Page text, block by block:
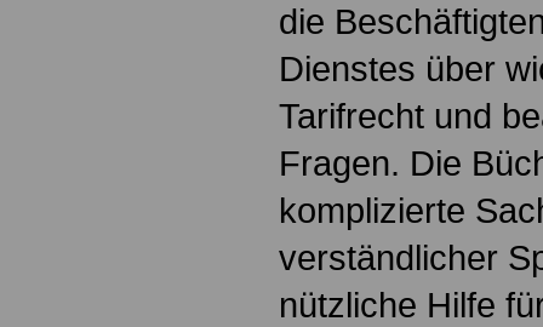
die
Dienstes über
Tarifrecht und
Fragen. Die
komplizierte
verständlicher
nützliche Hilfe